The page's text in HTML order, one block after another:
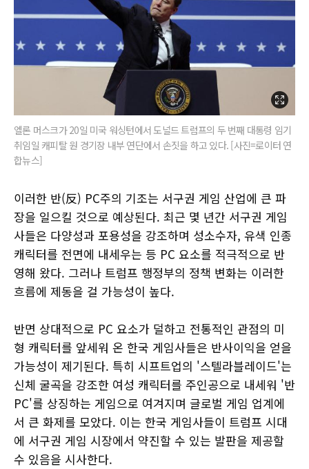
엘론 머스크가 20일 미국 워싱턴에서 도널드 트럼프의 두 번째 대통령 임기
취임일 캐피탈 원 경기장 내부 연단에서 손짓을 하고 있다. [사진=로이터 연
합뉴스]
이러한 반(反) PC주의 기조는 서구권 게임 산업에 큰 파
장을 일으킬 것으로 예상된다. 최근 몇 년간 서구권 게임
사들은 다양성과 포용성을 강조하며 성소수자, 유색 인종
캐릭터를 전면에 내세우는 등 PC 요소를 적극적으로 반
영해 왔다. 그러나 트럼프 행정부의 정책 변화는 이러한
흐름에 제동을 걸 가능성이 높다.
반면 상대적으로 PC 요소가 덜하고 전통적인 관점의 미
형 캐릭터를 앞세워 온 한국 게임사들은 반사이익을 얻을
가능성이 제기된다. 특히 시프트업의 '스텔라블레이드'는
신체 굴곡을 강조한 여성 캐릭터를 주인공으로 내세워 '반
PC'를 상징하는 게임으로 여겨지며 글로벌 게임 업계에
서 큰 화제를 모았다. 이는 한국 게임사들이 트럼프 시대
에 서구권 게임 시장에서 약진할 수 있는 발판을 제공할
수 있음을 시사한다.